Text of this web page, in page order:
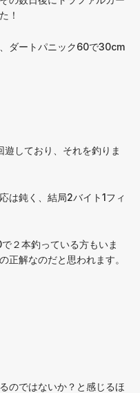
！
ダートパニック60で30cm
しており、それを釣りま
は鈍く、結局2バイト1フィ
２本釣っている方もいま
正解なのだと思われます。
のではないか？と感じるほ